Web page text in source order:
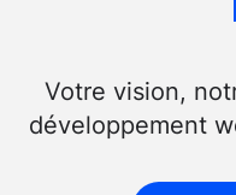
Votre vision,
développement